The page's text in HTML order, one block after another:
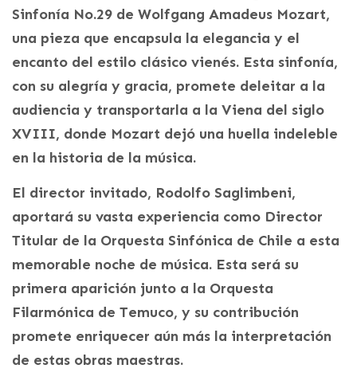
Sinfonía No.29 de Wolfgang Amadeus Mozart,
una pieza que encapsula la elegancia y el
encanto del estilo clásico vienés. Esta sinfonía,
con su alegría y gracia, promete deleitar a la
audiencia y transportarla a la Viena del siglo
XVIII, donde Mozart dejó una huella indeleble
en la historia de la música.
El director invitado, Rodolfo Saglimbeni,
aportará su vasta experiencia como Director
Titular de la Orquesta Sinfónica de Chile a esta
memorable noche de música. Esta será su
primera aparición junto a la Orquesta
Filarmónica de Temuco, y su contribución
promete enriquecer aún más la interpretación
de estas obras maestras.